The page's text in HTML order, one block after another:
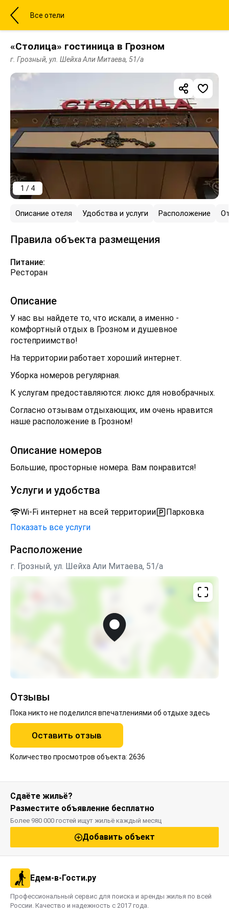
Все отели
«Столица» гостиница в Грозном
г. Грозный, ул. Шейха Али Митаева, 51/а
1 / 4
Описание отеля Удобства и услуги Расположение
Правила объекта размещения
Питание:
Ресторан
Описание
У нас вы найдете то, что искали, а именно -
комфортный отдых в Грозном и душевное
гостеприимство!
На территории работает хороший интернет.
Уборка номеров регулярная.
К услугам предоставляются: люкс для новобрачных.
Согласно отзывам отдыхающих, им очень нравится
наше расположение в Грозном!
Описание номеров
Большие, просторные номера. Вам понравится!
Услуги и удобства
Wi-Fi интернет на всей территории
Парковка
Показать все услуги
Расположение
г. Грозный, ул. Шейха Али Митаева, 51/а
Отзывы
Пока никто не поделился впечатлениями об отдыхе здесь
Оставить отзыв
Количество просмотров объекта: 2636
Сдаёте жильё?
Разместите объявление бесплатно
Более 980 000 гостей ищут жильё каждый месяц
Добавить объект
Едем-в-Гости.ру
Профессиональный сервис для поиска и аренды жилья по всей
России. Качество и надежность с 2017 года.